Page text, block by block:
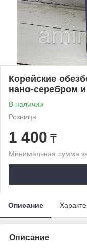
Корейские
нано-серебром
В наличии
Розница
1 400 ₸
Минимальная сумма
Описание
Описание